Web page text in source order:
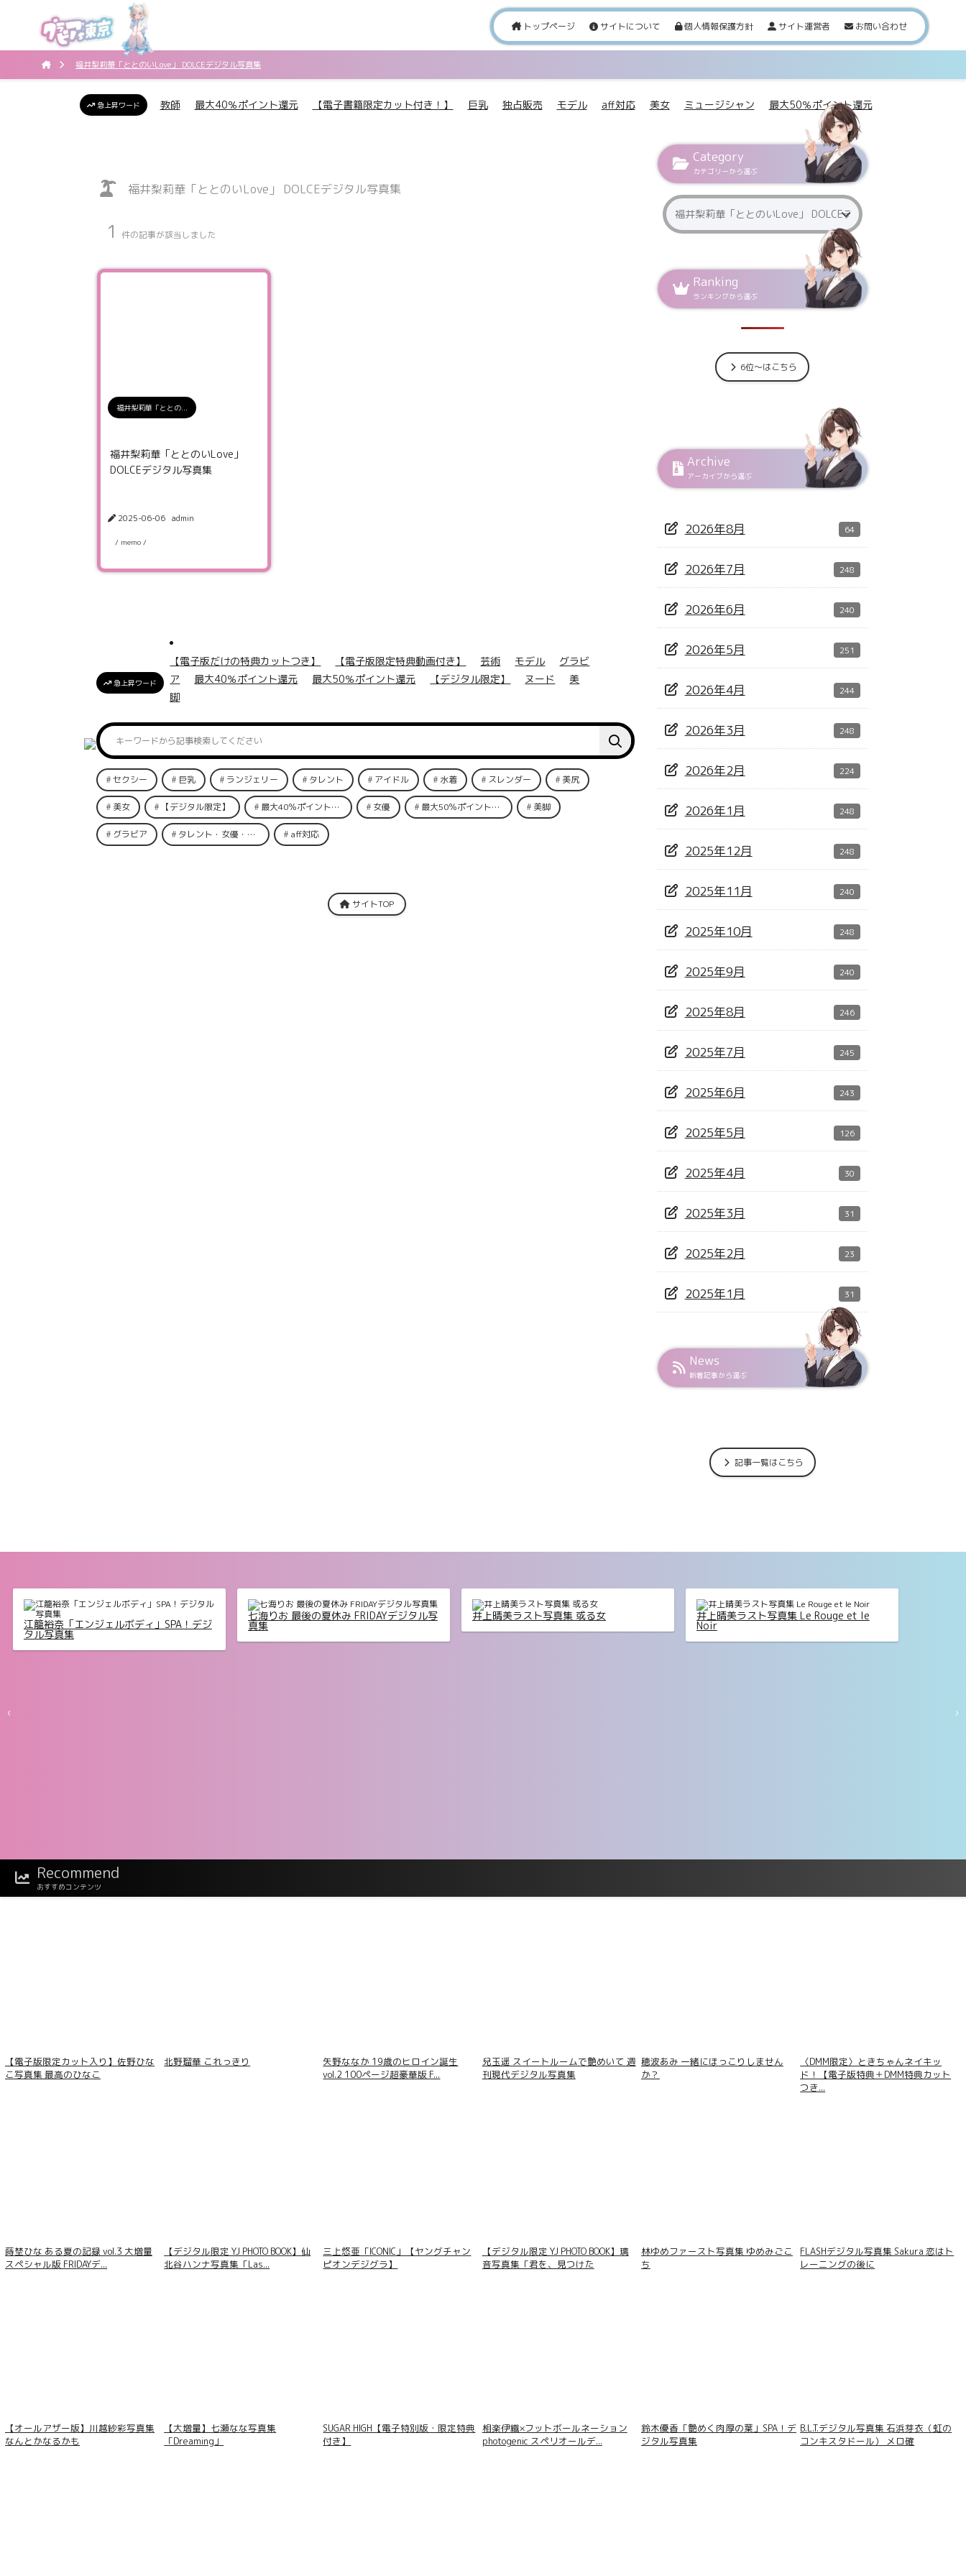
トップページ サイトについて 個人情報保護方針 サイト運営者 お問い合わせ
福井梨莉華「ととのいLove」 DOLCEデジタル写真集
急上昇ワード 教師 最大40％ポイント還元 【電子書籍限定カット付き！】 巨乳 独占販売 モデル aff対応 美女 ミュージシャン 最大50％ポイント還元
福井梨莉華「ととのいLove」 DOLCEデジタル写真集
1 件の記事が該当しました
福井梨莉華「ととの...
福井梨莉華「ととのいLove」
DOLCEデジタル写真集
2025-06-06 admin
/ memo /
急上昇ワード
【電子版だけの特典カットつき】 【電子版限定特典動画付き】 芸術 モデル
グラビ
ア
最大40％ポイント還元 最大50％ポイント還元 【デジタル限定】 ヌード
美
脚
セクシー 巨乳 ランジェリー タレント アイドル 水着 スレンダー 美尻
美女 【デジタル限定】 最大40％ポイント還元 女優 最大50％ポイント還元 美脚
グラビア タレント・女優・俳優 aff対応
サイトTOP
Category
カテゴリーから選ぶ
Ranking
ランキングから選ぶ
6位～はこちら
Archive
アーカイブから選ぶ
2026年8月 64
2026年7月 248
2026年6月 240
2026年5月 251
2026年4月 244
2026年3月 248
2026年2月 224
2026年1月 248
2025年12月 248
2025年11月 240
2025年10月 248
2025年9月 240
2025年8月 246
2025年7月 245
2025年6月 243
2025年5月 126
2025年4月 30
2025年3月 31
2025年2月 23
2025年1月 31
News
新着記事から選ぶ
記事一覧はこちら
江籠裕奈「エンジェルボディ」SPA！デジ
タル写真集
七海りお 最後の夏休み FRIDAYデジタル写
真集
井上晴美ラスト写真集 或る女 井上晴美ラスト写真集 Le Rouge et le
Noir
福井梨莉華 Pure milky FRIDAYデジタル写
真集
ル写真集 ュー・レイ」 タル写真集
‹ ›
Recommend
おすすめコンテンツ
【電子版限定カット入り】佐野ひな
こ写真集 最高のひなこ
北野瑠華 これっきり
矢野ななか 19歳のヒロイン誕生
vol.2 100ページ超豪華版 F...
兒玉遥 スイートルームで艶めいて 週
刊現代デジタル写真集
穂波あみ 一緒にほっこりしません
か？
〈DMM限定〉ときちゃんネイキッ
ド！【電子版特典＋DMM特典カット
つき...
蒔埜ひな ある夏の記録 vol.3 大増量
スペシャル版 FRIDAYデ...
【デジタル限定 YJ PHOTO BOOK】仙
北谷ハンナ写真集「Las...
三上悠亜「ICONIC」【ヤングチャン
ピオンデジグラ】
【デジタル限定 YJ PHOTO BOOK】璃
音写真集「君を、見つけた
林ゆめファースト写真集 ゆめみごこ
ち
FLASHデジタル写真集 Sakura 恋はト
レーニングの後に
【オールアザー版】川越紗彩写真集
なんとかなるかも
【大増量】七瀬なな写真集
「Dreaming」
SUGAR HIGH【電子特別版・限定特典
付き】
相楽伊織×フットボールネーション
photogenic スペリオールデ...
鈴木優香「艶めく肉厚の葉」SPA！デ
ジタル写真集
B.L.T.デジタル写真集 石浜芽衣（虹の
コンキスタドール） メロ確